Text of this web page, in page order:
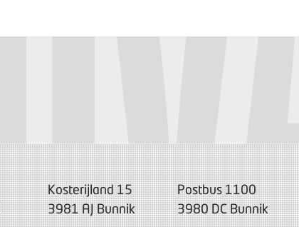
Kosterijland 15
3981 AJ Bunnik
Postbus 1100
3980 DC Bunnik